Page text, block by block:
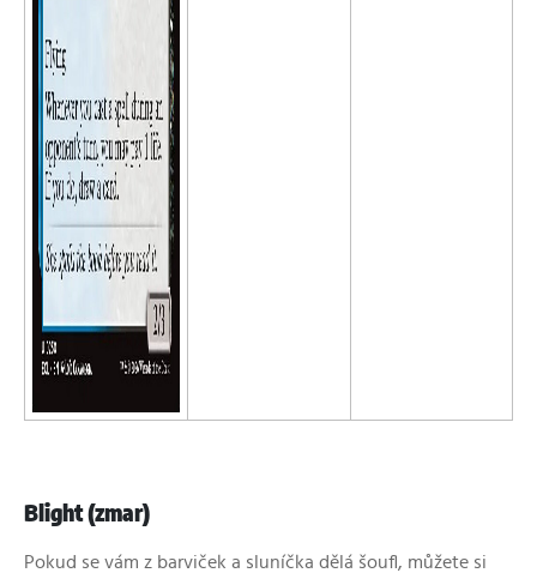
Blight (zmar)
Pokud se vám z barviček a sluníčka dělá šoufl, můžete si